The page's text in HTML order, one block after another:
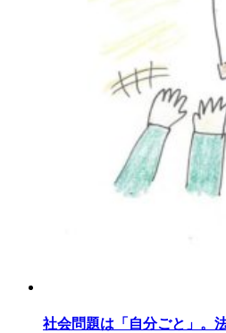
社会問題は「自分ごと」。